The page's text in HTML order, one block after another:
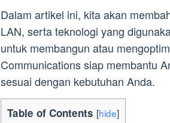
Dalam artikel ini, kita akan
LAN, serta teknologi yang
untuk membangun atau
Communications siap membantu
sesuai dengan kebutuhan Anda.
Table of Contents [hide]